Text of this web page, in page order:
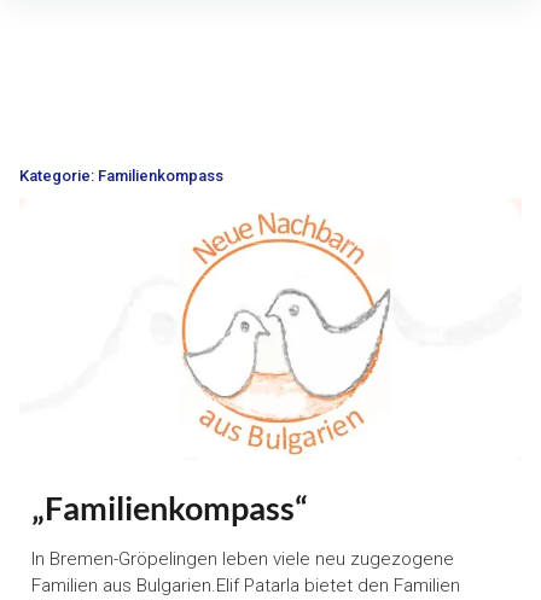
Kategorie: Familienkompass
„Familienkompass“
In Bremen-Gröpelingen leben viele neu zugezogene
Familien aus Bulgarien.Elif Patarla bietet den Familien